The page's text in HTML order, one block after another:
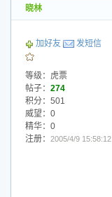
投票帖
交易帖
晓林
加好友 发短信
等级：虎票
帖子： 274
积分：501
威望：0
精华：0
注册： 2005/4/9 15:58:12